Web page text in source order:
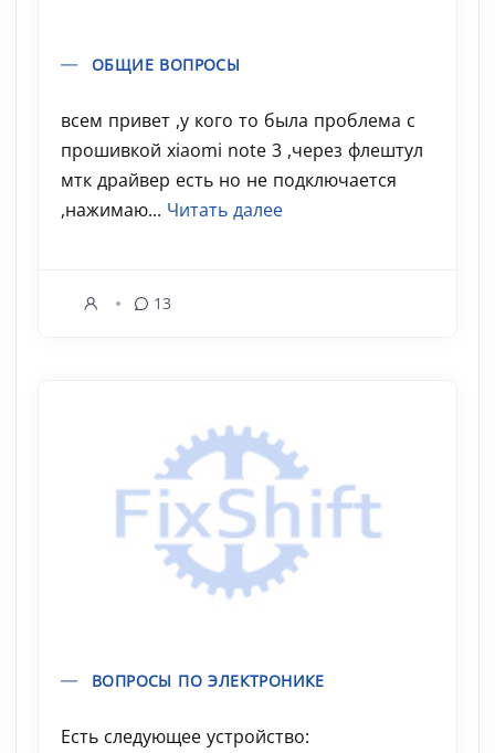
ОБЩИЕ ВОПРОСЫ
всем привет ,у кого то была проблема с
прошивкой xiaomi note 3 ,через флештул
мтк драйвер есть но не подключается
,нажимаю... Читать далее
13
ВОПРОСЫ ПО ЭЛЕКТРОНИКЕ
Есть следующее устройство: